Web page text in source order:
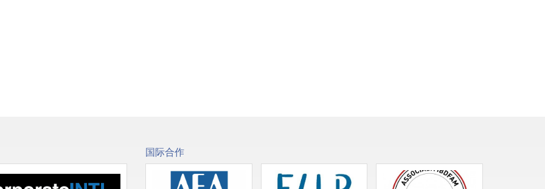
国际合作